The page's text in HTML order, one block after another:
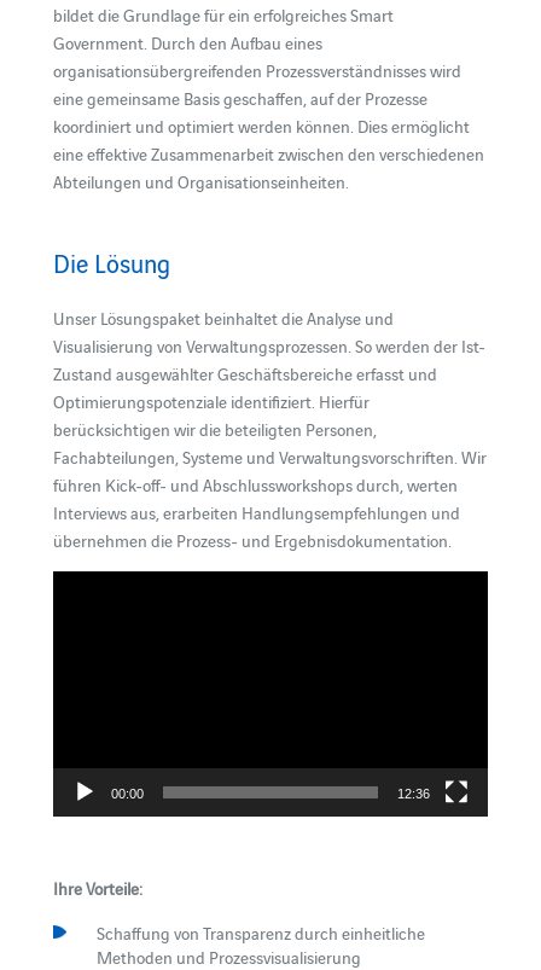
bildet die Grundlage für ein erfolgreiches Smart
Government. Durch den Aufbau eines
organisationsübergreifenden Prozessverständnisses wird
eine gemeinsame Basis geschaffen, auf der Prozesse
koordiniert und optimiert werden können. Dies ermöglicht
eine effektive Zusammenarbeit zwischen den verschiedenen
Abteilungen und Organisationseinheiten.
Die Lösung
Unser Lösungspaket beinhaltet die Analyse und
Visualisierung von Verwaltungsprozessen. So werden der Ist-
Zustand ausgewählter Geschäftsbereiche erfasst und
Optimierungspotenziale identifiziert. Hierfür
berücksichtigen wir die beteiligten Personen,
Fachabteilungen, Systeme und Verwaltungsvorschriften. Wir
führen Kick-off- und Abschlussworkshops durch, werten
Interviews aus, erarbeiten Handlungsempfehlungen und
übernehmen die Prozess- und Ergebnisdokumentation.
00:00 12:36
Ihre Vorteile:
Schaffung von Transparenz durch einheitliche
Methoden und Prozessvisualisierung